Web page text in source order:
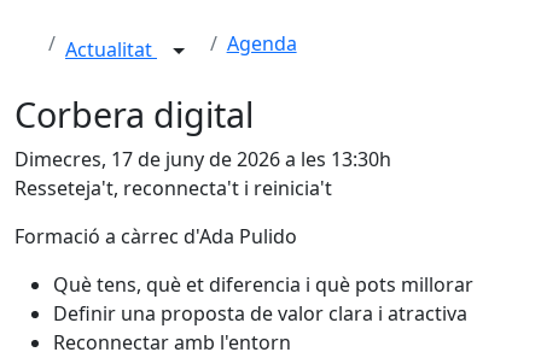
Actualitat Agenda
Corbera digital
Dimecres, 17 de juny de 2026 a les 13:30h
Resseteja't, reconnecta't i reinicia't
Formació a càrrec d'Ada Pulido
Què tens, què et diferencia i què pots millorar
Definir una proposta de valor clara i atractiva
Reconnectar amb l'entorn